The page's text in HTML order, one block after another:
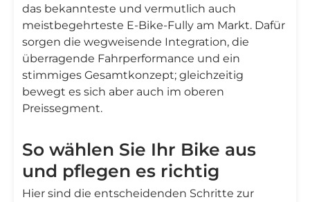
das bekannteste und vermutlich auch
meistbegehrteste E-Bike-Fully am Markt. Dafür
sorgen die wegweisende Integration, die
überragende Fahrperformance und ein
stimmiges Gesamtkonzept; gleichzeitig
bewegt es sich aber auch im oberen
Preissegment.
So wählen Sie Ihr Bike aus
und pflegen es richtig
Hier sind die entscheidenden Schritte zur